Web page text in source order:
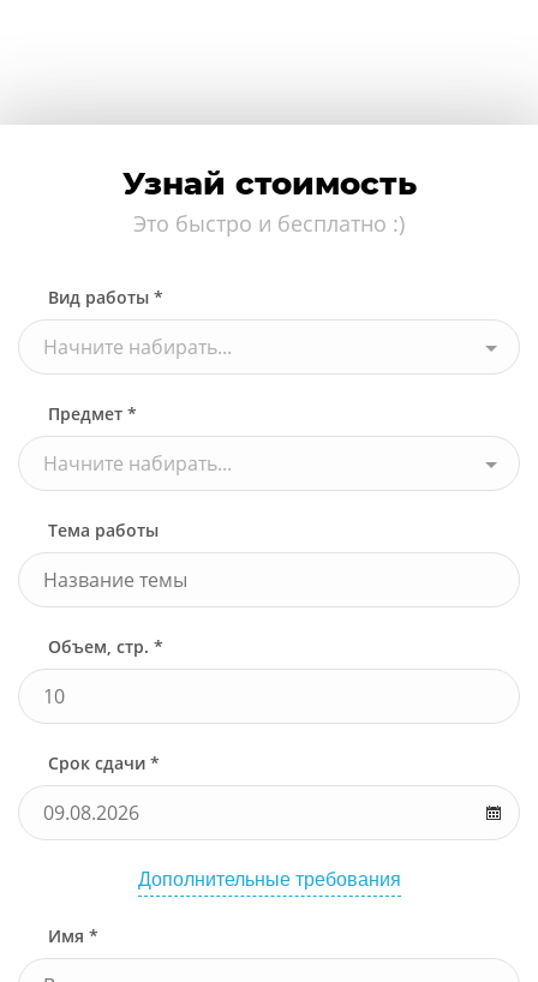
Узнай стоимость
Это быстро и бесплатно :)
Вид работы *
Начните набирать...
Предмет *
Начните набирать...
Тема работы
Объем, стр. *
Срок сдачи *
Дополнительные требования
Имя *